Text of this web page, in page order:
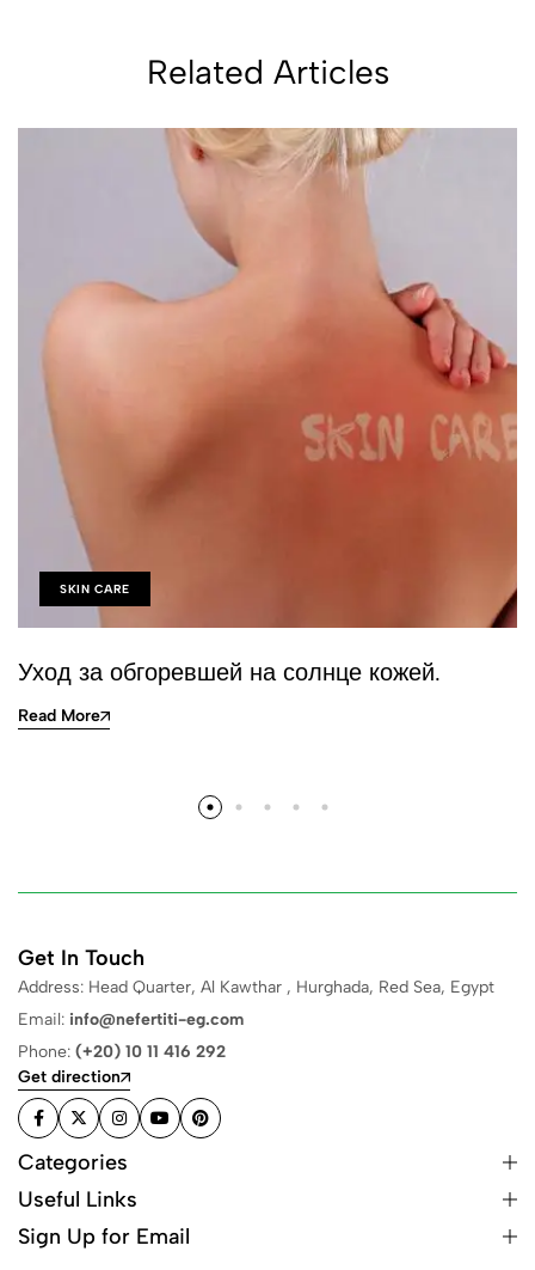
Related Articles
SKIN CARE
Уход за обгоревшей на солнце кожей.
Read More
Get In Touch
Address: Head Quarter, Al Kawthar , Hurghada, Red Sea, Egypt
Email: info@nefertiti-eg.com
Phone: (+20) 10 11 416 292
Get direction
Categories
Useful Links
Sign Up for Email